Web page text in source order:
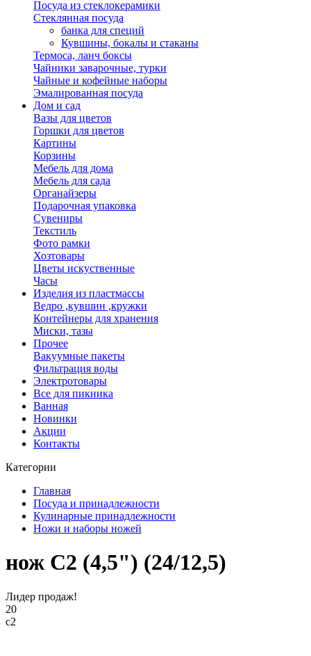
Посуда из стеклокерамики
Стеклянная посуда
банка для специй
Кувшины, бокалы и стаканы
Термоса, ланч боксы
Чайники заварочные, турки
Чайные и кофейные наборы
Эмалированная посуда
Дом и сад
Вазы для цветов
Горшки для цветов
Картины
Корзины
Мебель для дома
Мебель для сада
Органайзеры
Подарочная упаковка
Сувениры
Текстиль
Фото рамки
Хозтовары
Цветы искуственные
Часы
Изделия из пластмассы
Ведро ,кувшин ,кружки
Контейнеры для хранения
Миски, тазы
Прочее
Вакуумные пакеты
Фильтрация воды
Электротовары
Все для пикника
Ванная
Новинки
Акции
Контакты
Категории
Главная
Посуда и принадлежности
Кулинарные принадлежности
Ножи и наборы ножей
нож С2 (4,5") (24/12,5)
Лидер продаж!
20
с2